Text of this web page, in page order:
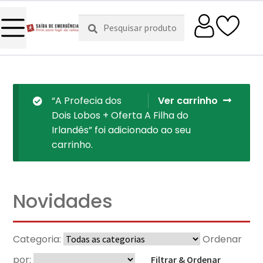
Pesquisar
por:
Pesquisa
Ver carrinho
“A Profecia dos
Dois Lobos + Oferta A Filha do
Irlandês” foi adicionado ao seu
carrinho.
Novidades
Categoria:
Ordenar
por:
Filtrar & Ordenar